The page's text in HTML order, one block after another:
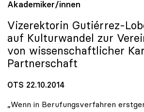
Akademiker/innen
Vizerektorin Gutiérrez-
auf Kulturwandel zur
von wissenschaftlicher
Partnerschaft
OTS 22.10.2014
„Wenn in Berufungsverfahren